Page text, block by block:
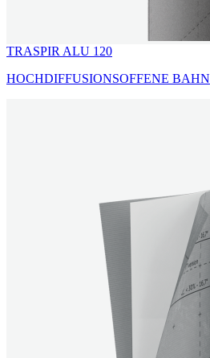
TRASPIR ALU 120
HOCHDIFFUSIONSOFFENE BAHN